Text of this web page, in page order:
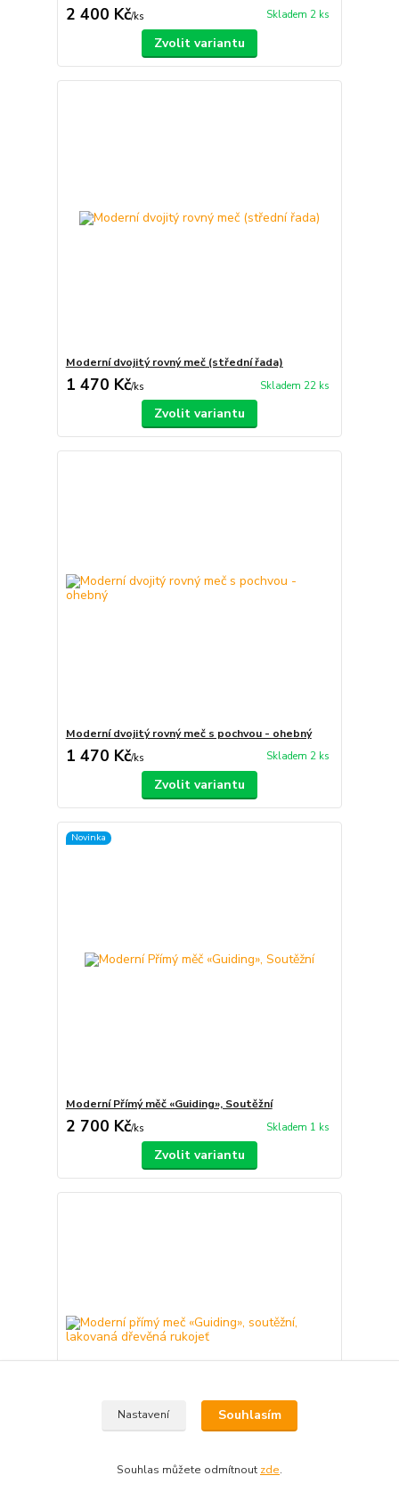
2 400 Kč/ks Skladem 2 ks
Zvolit variantu
Moderní dvojitý rovný meč (střední řada)
1 470 Kč/ks Skladem 22 ks
Zvolit variantu
Moderní dvojitý rovný meč s pochvou - ohebný
1 470 Kč/ks Skladem 2 ks
Zvolit variantu
Novinka
Moderní Přímý měč «Guiding», Soutěžní
2 700 Kč/ks Skladem 1 ks
Zvolit variantu
Moderní přímý meč «Guiding», soutěžní, lakovaná
Nastavení Souhlasím
Souhlas můžete odmítnout zde.